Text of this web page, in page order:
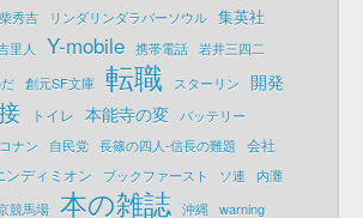
秀吉 リンダリンダラバーソウル 集英社
里人 Y-mobile 携帯電話 岩井三四二
創元SF文庫 転職 スターリン 開発
トイレ 本能寺の変
バッテリー
ナン 自民党 長篠の四人-信長の難題
会社
ンディミオン ブックファースト ソ連
内灘
競馬場 本の雑誌 沖縄 warning